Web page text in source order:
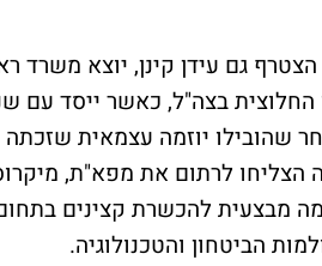
הצטרף גם עידן קינן, יוצא
החלוצית בצה"ל, כאשר ייסד עם
שהובילו יוזמה עצמאית
הצליחו לרתום את מפא"ת,
מבצעית להכשרת קצינים
הביטחון והטכנולוגיה.